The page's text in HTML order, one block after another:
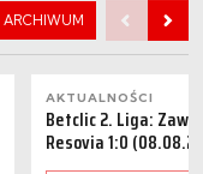
ARCHIWUM
AKTUALNOŚCI
Betclic 2. Liga:
Resovia 1:0